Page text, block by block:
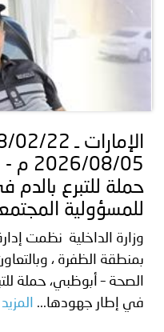
حملة للتبرع بالدم
للمسؤولية
وزارة الداخلية نظمت
بمنطقة الظفرة ،
الصحة – أبوظبي، حملة
في إطار جهودها...
المزيد